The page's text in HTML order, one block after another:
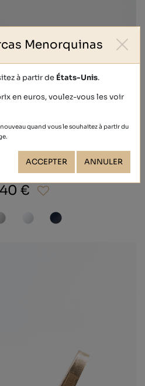
€
Menorquinas
à partir de États-Unis.
en euros, voulez-vous les voir
quand vous le souhaitez à partir du
ACCEPTER ANNULER